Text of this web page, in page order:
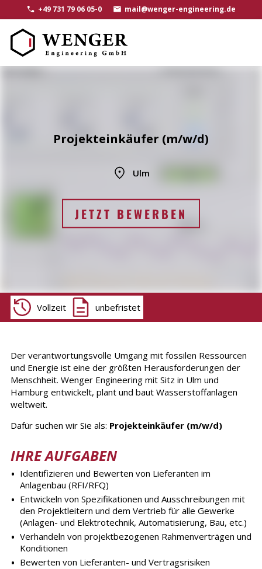
+49 731 79 06 05-0 mail@wenger-engineering.de
Projekteinkäufer (m/w/d)
Ulm
JETZT BEWERBEN
Vollzeit unbefristet
Der verantwortungsvolle Umgang mit fossilen Ressourcen
und Energie ist eine der größten Herausforderungen der
Menschheit. Wenger Engineering mit Sitz in Ulm und
Hamburg entwickelt, plant und baut Wasserstoffanlagen
weltweit.
Dafür suchen wir Sie als: Projekteinkäufer (m/w/d)
IHRE AUFGABEN
Identifizieren und Bewerten von Lieferanten im
Anlagenbau (RFI/RFQ)
Entwickeln von Spezifikationen und Ausschreibungen mit
den Projektleitern und dem Vertrieb für alle Gewerke
(Anlagen- und Elektrotechnik, Automatisierung, Bau, etc.)
Verhandeln von projektbezogenen Rahmenverträgen und
Konditionen
Bewerten von Lieferanten- und Vertragsrisiken